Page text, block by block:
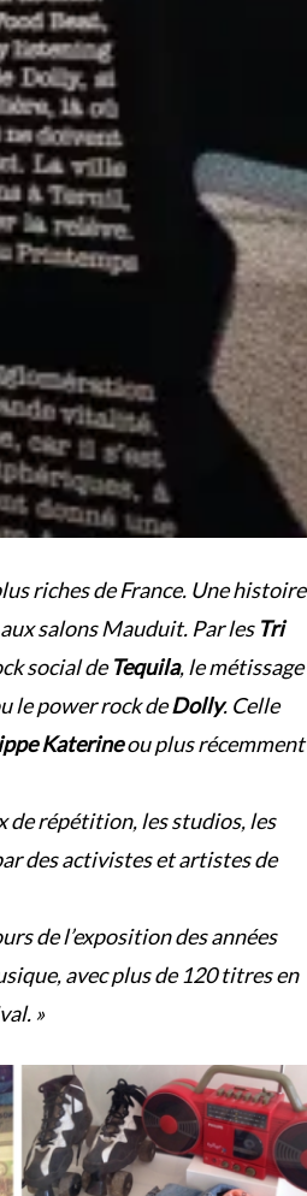
riches de France. Une histoire
salons Mauduit. Par les Tri
social deTequila, le métissage
le power rock deDolly. Celle
Katerineou plus récemment
de répétition, les studios, les
des activistes et artistes de
de l’exposition des années
avec plus de 120 titres en
»